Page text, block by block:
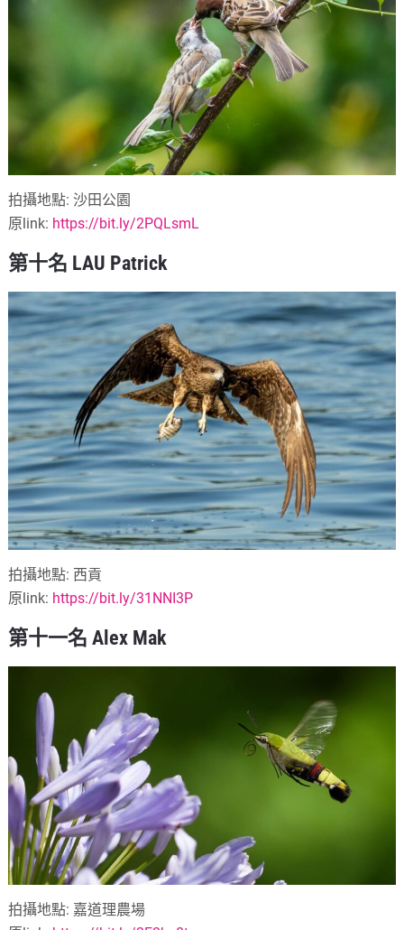
拍攝地點: 沙田公園
原link: https://bit.ly/2PQLsmL
第十名 LAU Patrick
拍攝地點: 西貢
原link: https://bit.ly/31NNI3P
第十一名 Alex Mak
拍攝地點: 嘉道理農場